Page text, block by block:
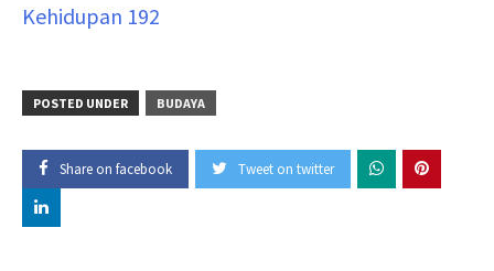
Kehidupan 192
POSTED UNDER BUDAYA
Share on facebook Tweet on twitter